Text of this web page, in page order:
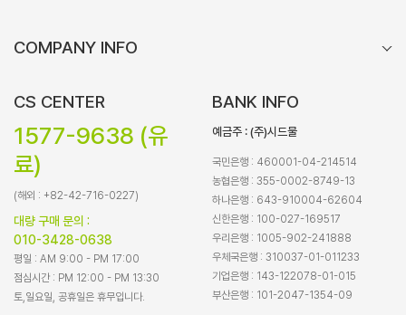
COMPANY INFO
CS CENTER
1577-9638 (유
료)
(해외 : +82-42-716-0227)
대량 구매 문의 :
010-3428-0638
평일 : AM 9:00 - PM 17:00
점심시간 : PM 12:00 - PM 13:30
토,일요일, 공휴일은 휴무입니다.
BANK INFO
예금주 : (주)시드물
국민은행 : 460001-04-214514
농협은행 : 355-0002-8749-13
하나은행 : 643-910004-62604
신한은행 : 100-027-169517
우리은행 : 1005-902-241888
우체국은행 : 310037-01-011233
기업은행 : 143-122078-01-015
부산은행 : 101-2047-1354-09